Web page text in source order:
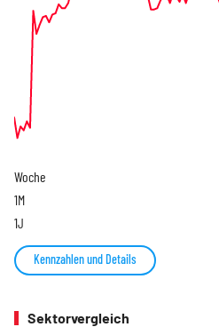
Woche
1M
1J
Kennzahlen und Details
Sektorvergleich